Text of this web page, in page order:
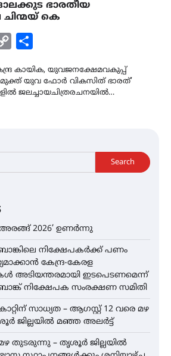
ഭാരതീയ
ചിന്മയ് കെ
Copy
കായിക, യുവജനക്ഷേമവകുപ്പ്
മുക്ത് യുവ ഫോർ വികസിത് ഭാരത്’
ജലച്ചായചിത്രരചനയിൽ…
Search
2026’ ഉണർന്നു
നിക്ഷേപകർക്ക് പണം
കേന്ദ്ര-കേരള
അടിയന്തരമായി ഇടപെടണമെന്ന്
നിക്ഷേപക സംരക്ഷണ സമിതി
സാധ്യത – ആഗസ്റ്റ് 12 വരെ മഴ
ജില്ലയിൽ മഞ്ഞ അലർട്ട്
തുടരുന്നു – തൃശൂർ ജില്ലയിൽ